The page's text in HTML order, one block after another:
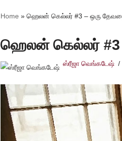
Home » ஹெலன் கெல்லர் #3 – ஒரு
ஹெலன் கெல்லர் #3
ஸ்ரீஜா வெங்கடேஷ்